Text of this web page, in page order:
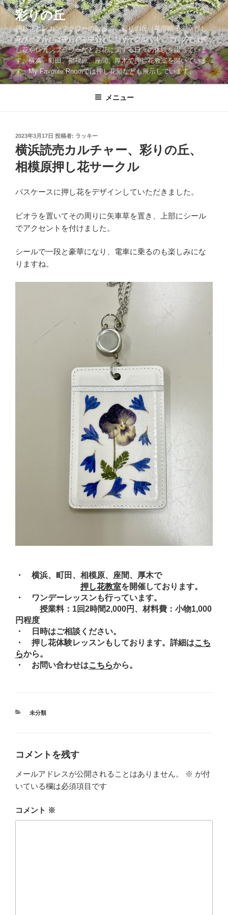
コ
ン
テ
ン
ツ
へ
ス
彩りの丘
押し花とレカンフラワーの散歩道。彩りの丘（草部睦子主宰押し
花サークル）は押し花を中心としたサークルです。ブログでは押
し花やレカンフラワーなどお花に関する日々の体験を綴っていま
す。横浜、町田、相模原、座間、厚木で押し花教室を開いていま
す。My Favorite Roomでは押し花額なども展示しています。
メニュー
投
稿
日:
2023年3月17日 投稿者: ラッキー
横浜読売カルチャー、彩りの丘、
相模原押し花サークル
パスケースに押し花をデザインしていただきました。
ビオラを置いてその周りに矢車草を置き、上部にシール
でアクセントを付けました。
シールで一段と豪華になり、電車に乗るのも楽しみにな
りますね。
・ 横浜、町田、相模原、座間、厚木で
押し花教室を開催しております。
・ ワンデーレッスンも行っています。
授業料：1回2時間2,000円、材料費：小物1,000
円程度
・ 日時はご相談ください。
・ 押し花体験レッスンもしております。詳細はこち
らから。
・ お問い合わせはこちらから。
カ
未分類
コメントを残す
メールアドレスが公開されることはありません。 ※ が付
いている欄は必須項目です
コメント ※